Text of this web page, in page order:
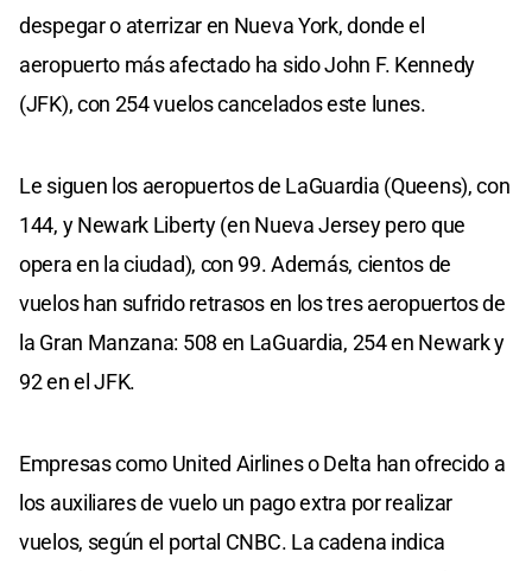
despegar o aterrizar en Nueva York, donde el
aeropuerto más afectado ha sido John F. Kennedy
(JFK), con 254 vuelos cancelados este lunes.
Le siguen los aeropuertos de LaGuardia (Queens), con
144, y Newark Liberty (en Nueva Jersey pero que
opera en la ciudad), con 99. Además, cientos de
vuelos han sufrido retrasos en los tres aeropuertos de
la Gran Manzana: 508 en LaGuardia, 254 en Newark y
92 en el JFK.
Empresas como United Airlines o Delta han ofrecido a
los auxiliares de vuelo un pago extra por realizar
vuelos, según el portal CNBC. La cadena indica